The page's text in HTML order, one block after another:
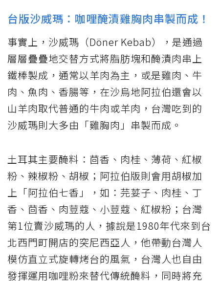
台版沙威瑪：咖哩醃漬雞胸肉串製而成！
事實上，沙威瑪（Döner Kebab），是通過
層層疊疊地交替方式將脂肪塊和醃漬肉串上
鐵棒製成，通常以羊肉為主，或是雞肉、牛
肉、魚肉、香腸等，在沙烏地阿拉伯還會以
山羊肉取代普通的牛肉或羊肉，台灣吃到的
沙威瑪則大多由「雞胸肉」串製而成。
土耳其主要醃料：茴香、肉桂、薄荷、紅椒
粉、辣椒粉、胡椒；阿拉伯版則會用胡椒加
上「阿拉伯七香」，如：芫荽子、肉桂、丁
香、茴香、肉荳蔻、小荳蔻、紅椒粉；台灣
第1位賣沙威瑪的人，據說是1980年代來到台
北西門町開店的突尼西亞人，他帶動台灣人
模仿直立式旋轉烤台的風氣，台灣人也自由
發揮運用咖哩粉來替代傳統醃料，同時將充